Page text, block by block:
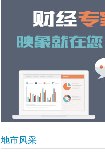
地市风采